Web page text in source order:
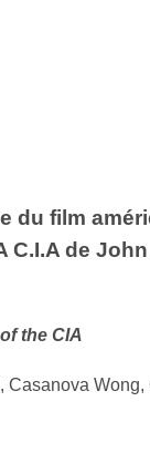
du film
C.I.A de
the CIA
Casanova Wong,